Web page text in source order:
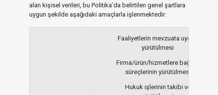
alan kişisel verileri, bu Politika’da belirtilen genel şartlara
uygun şekilde aşağıdaki amaçlarla işlenmektedir:
Faaliyetlerin mevzuata uygun
yürütülmesi
Firma/ürün/hizmetlere bağlılık
süreçlerinin yürütülmesi
Hukuk işlerinin takibi ve